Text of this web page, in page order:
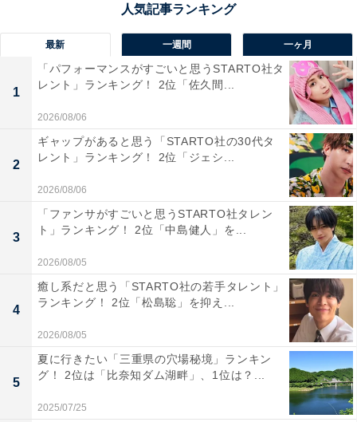
白い砂浜とコバルトブルーの海に真っすぐに伸びる「角
島大橋（つのしまおおはし）」は、映画やテレビのロケ
地としても知られる絶景ドライブコースです。全長1780
ｍの橋を渡ってたどり着く角島は、美しい海に囲まれ、
島からの絶景を見渡せる「角島灯台」や「瀬崎陽の公
園」など数多くの眺望スポットも。島の最北端にある
「牧崎（まきさき）風の公園」では、秋にはダルマギク
が咲き誇ります。
回答者からは、「ぜひ、青い海を見てほしい」（40代女
性／広島県）、「角島大橋の景観が素晴らしく、周辺に
は元乃隅神社や青海島、金子みすず記念館などの観光地
が多数あります」（70代男性／広島県）、「昔行った時
もやはり角島の橋を渡るのは気持ち良かったので是非再
訪したいから」（50代女性／宮城県）、「ドライブ中、
常に海が見えるので、爽やかな海風が心地よく、暑い夏
でも涼しく感じられます」（50代男性／東京都）などの
最新 一週間 一ヶ月
1
「パフォーマンスがすごいと思うSTARTO社タ
レント」ランキング！ 2位「佐久間...
2026/08/06
2
ギャップがあると思う「STARTO社の30代タ
レント」ランキング！ 2位「ジェシ...
2026/08/06
3
「ファンサがすごいと思うSTARTO社タレン
ト」ランキング！ 2位「中島健人」を...
2026/08/05
4
癒し系だと思う「STARTO社の若手タレント」
ランキング！ 2位「松島聡」を抑え...
2026/08/05
5
夏に行きたい「三重県の穴場秘境」ランキン
グ！ 2位は「比奈知ダム湖畔」、1位は？...
2025/07/25